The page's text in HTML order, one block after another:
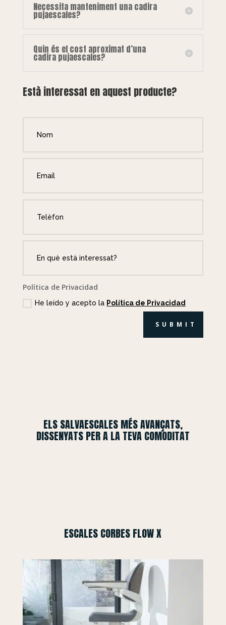
Necessita manteniment una cadira
pujaescales?
Quin és el cost aproximat d’una
cadira pujaescales?
Està interessat en aquest producte?
Política de Privacidad
He leído y acepto la Política de Privacidad
SUBMIT
ELS SALVAESCALES MÉS AVANÇATS,
DISSENYATS PER A LA TEVA COMODITAT
ESCALES CORBES FLOW X